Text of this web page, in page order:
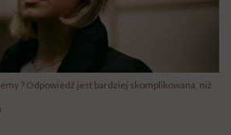
? Odpowiedź jest bardziej skomplikowana, niż